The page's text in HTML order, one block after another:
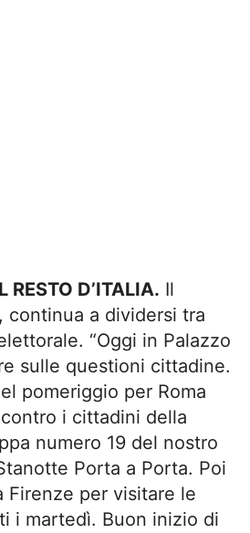
RESTO D’ITALIA. Il
continua a dividersi tra
“Oggi in Palazzo
sulle questioni cittadine.
pomeriggio per Roma
i cittadini della
numero 19 del nostro
Porta a Porta. Poi
Firenze per visitare le
i martedì. Buon inizio di